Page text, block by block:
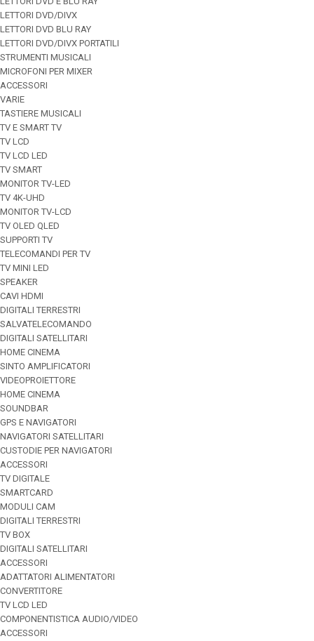
LETTORI DVD/DIVX
LETTORI DVD BLU RAY
LETTORI DVD/DIVX PORTATILI
STRUMENTI MUSICALI
MICROFONI PER MIXER
ACCESSORI
VARIE
TASTIERE MUSICALI
TV E SMART TV
TV LCD
TV LCD LED
TV SMART
MONITOR TV-LED
TV 4K-UHD
MONITOR TV-LCD
TV OLED QLED
SUPPORTI TV
TELECOMANDI PER TV
TV MINI LED
SPEAKER
CAVI HDMI
DIGITALI TERRESTRI
SALVATELECOMANDO
DIGITALI SATELLITARI
HOME CINEMA
SINTO AMPLIFICATORI
VIDEOPROIETTORE
HOME CINEMA
SOUNDBAR
GPS E NAVIGATORI
NAVIGATORI SATELLITARI
CUSTODIE PER NAVIGATORI
ACCESSORI
TV DIGITALE
SMARTCARD
MODULI CAM
DIGITALI TERRESTRI
TV BOX
DIGITALI SATELLITARI
ACCESSORI
ADATTATORI ALIMENTATORI
CONVERTITORE
TV LCD LED
COMPONENTISTICA AUDIO/VIDEO
ACCESSORI